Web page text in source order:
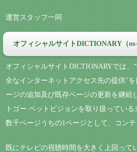
運営スタッフ一同
オフィシャルサイトDICTIONARY（
オフィシャルサイトDICTIONARYでは、
全なインターネットアクセス先の提供”
ージの追加及び既存ページの更新を継続
トゴー ペットビジョンを取り扱ってい
数千ページうちの1ページとして、コンテ
既にテレビの視聴時間を大きく上回って